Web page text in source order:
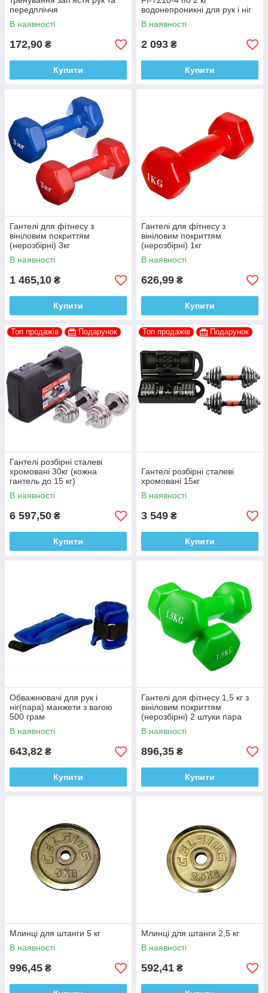
передпліччя
В наявності
172,90 ₴
Купити
водонепроникні для рук і ніг
В наявності
2 093 ₴
Купити
Гантелі для фітнесу з
вініловим покриттям
(нерозбірні) 3кг
В наявності
1 465,10 ₴
Купити
Гантелі для фітнесу з
вініловим покриттям
(нерозбірні) 1кг
В наявності
626,99 ₴
Купити
Топ продажів Подарунок
Гантелі розбірні сталеві
хромовані 30кг (кожна
гантель до 15 кг)
В наявності
6 597,50 ₴
Купити
Топ продажів Подарунок
Гантелі розбірні сталеві
хромовані 15кг
В наявності
3 549 ₴
Купити
Обважнювачі для рук і
ніг(пара) манжети з вагою
500 грам
В наявності
643,82 ₴
Купити
Гантелі для фітнесу 1,5 кг з
вініловим покриттям
(нерозбірні) 2 штуки пара
В наявності
896,35 ₴
Купити
Млинці для штанги 5 кг
В наявності
996,45 ₴
Млинці для штанги 2,5 кг
В наявності
592,41 ₴